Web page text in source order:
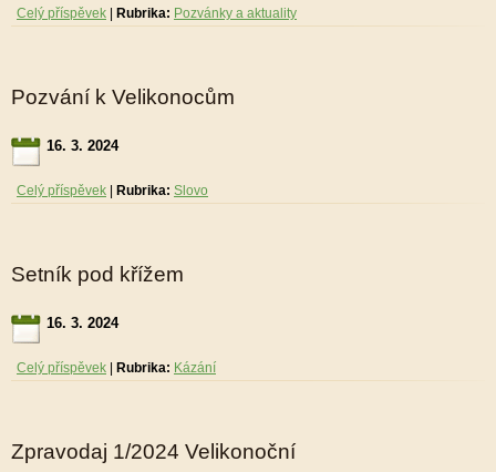
Celý příspěvek Rubrika: Pozvánky a aktuality
Pozvání k Velikonocům
16. 3. 2024
Celý příspěvek Rubrika: Slovo
Setník pod křížem
16. 3. 2024
Celý příspěvek Rubrika: Kázání
Zpravodaj 1/2024 Velikonoční